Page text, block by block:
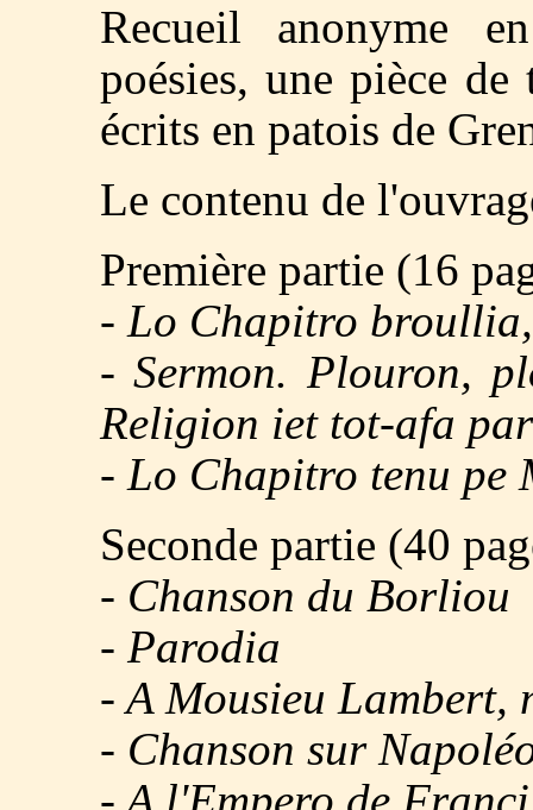
Recueil anonyme
poésies, une pièce
écrits en patois de
Le contenu de
Première partie (16
- Lo Chapitro
- Sermon. Plouron,
Religion iet tot-afa
- Lo Chapitro tenu pe
Seconde partie (40
- Chanson du Borliou
- Parodia
- A Mousieu Lambert,
- Chanson sur